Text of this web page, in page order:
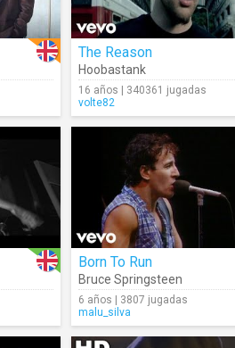
The Reason
Hoobastank
16 años | 340361 jugadas
volte82
Born To Run
Bruce Springsteen
6 años | 3807 jugadas
malu_silva